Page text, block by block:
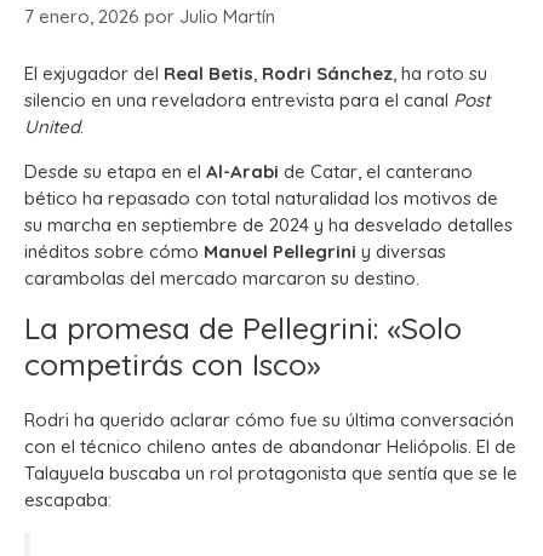
7 enero, 2026 por Julio Martín
El exjugador del Real Betis Rodri Sánchez , ha roto su
silencio en una reveladora entrevista para el canal Post
United.
Desde su etapa en el Al-Arabi de Catar, el canterano
bético ha repasado con total naturalidad los motivos de
su marcha en septiembre de 2024 y ha desvelado detalles
inéditos sobre cómo Manuel Pellegrini y diversas
carambolas del mercado marcaron su destino.
La promesa de Pellegrini: «Solo
competirás con Isco»
Rodri ha querido aclarar cómo fue su última conversación
con el técnico chileno antes de abandonar Heliópolis. El de
Talayuela buscaba un rol protagonista que sentía que se le
escapaba: